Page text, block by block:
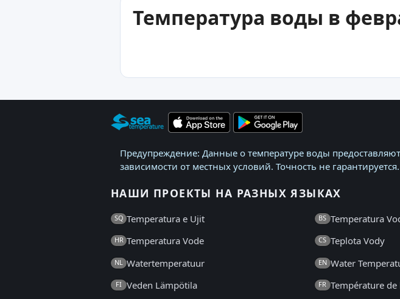
Температура воды в
Предупреждение: Данные о температуре воды
зависимости от местных условий. Точность не гарантируется.
НАШИ ПРОЕКТЫ НА РАЗНЫХ ЯЗЫКАХ
SQ Temperatura e Ujit BS Temperatura
HR Temperatura Vode CS Teplota Vody
NL Watertemperatuur EN Water
FI Veden Lämpötila FR Température de